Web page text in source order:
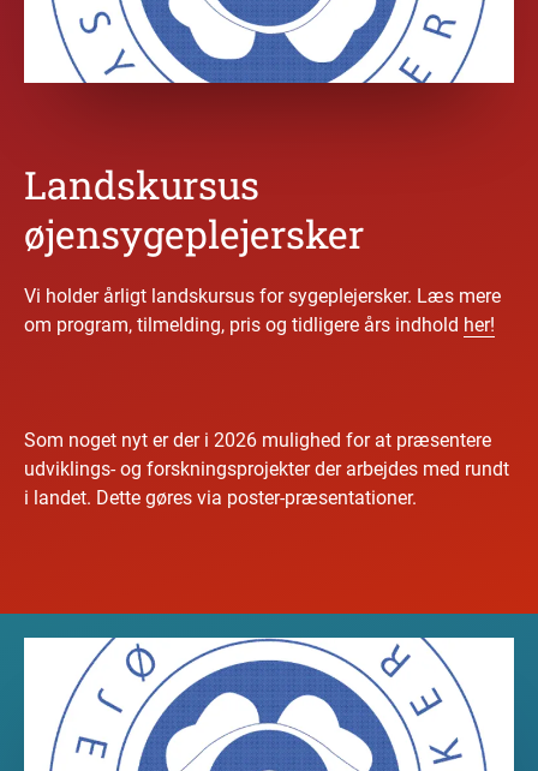
Landskursus
øjensygeplejersker
Vi holder årligt landskursus for sygeplejersker. Læs mere
om program, tilmelding, pris og tidligere års indhold her!
Som noget nyt er der i 2026 mulighed for at præsentere
udviklings- og forskningsprojekter der arbejdes med rundt
i landet. Dette gøres via poster-præsentationer.